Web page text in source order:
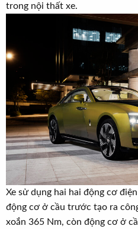
trong nội thất xe.
Xe sử dụng hai hai động cơ
động cơ ở cầu trước tạo ra
xoắn 365 Nm, còn động cơ ở